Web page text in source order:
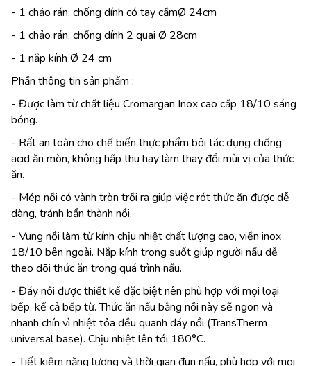
- 1 chảo rán, chống dính có tay cầmØ 24cm
- 1 chảo rán, chống dính 2 quai Ø 28cm
- 1 nắp kính Ø 24 cm
Phần thông tin sản phẩm :
- Được làm từ chất liệu Cromargan Inox cao cấp 18/10 sáng
bóng.
- Rất an toàn cho chế biến thực phẩm bởi tác dụng chống
acid ăn mòn, không hấp thu hay làm thay đổi mùi vị của thức
ăn.
- Mép nồi có vành tròn trồi ra giúp việc rót thức ăn được dễ
dàng, tránh bẩn thành nồi.
- Vung nồi làm từ kính chịu nhiệt chất lượng cao, viền inox
18/10 bên ngoài. Nắp kính trong suốt giúp người nấu dễ
theo dõi thức ăn trong quá trình nấu.
- Đáy nồi được thiết kế đặc biệt nên phù hợp với mọi loại
bếp, kể cả bếp từ. Thức ăn nấu bằng nồi này sẽ ngon và
nhanh chín vì nhiệt tỏa đều quanh đáy nồi (TransTherm
universal base). Chịu nhiệt lên tới 180°C.
- Tiết kiệm năng lượng và thời gian đun nấu, phù hợp với mọi